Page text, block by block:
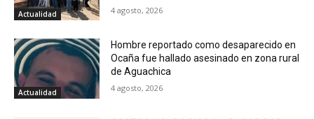
Actualidad 4 agosto, 2026
Actualidad
Hombre reportado como desaparecido en
Ocaña fue hallado asesinado en zona rural
de Aguachica
4 agosto, 2026